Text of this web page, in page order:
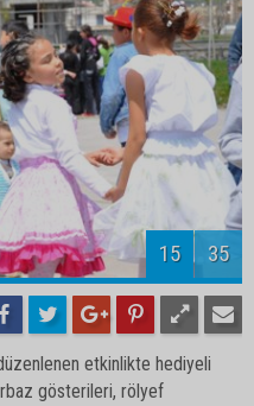
17 35
etkinlikte hediyeli
gösterileri, rölyef